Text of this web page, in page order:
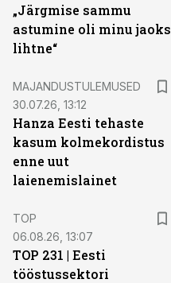
„Järgmise sammu
astumine oli minu jaoks
lihtne“
MAJANDUSTULEMUSED
30.07.26, 13:12
Hanza Eesti tehaste
kasum kolmekordistus
enne uut
laienemislainet
TOP
06.08.26, 13:07
TOP 231 | Eesti
tööstussektori